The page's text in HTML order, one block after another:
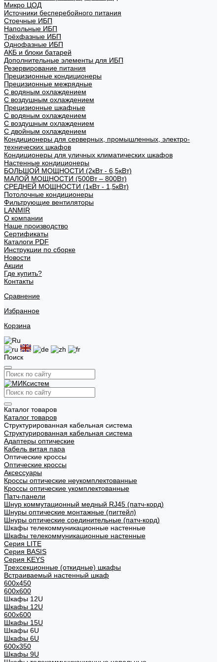
Микро ЦОД
Источники бесперебойного питания
Стоечные ИБП
Напольные ИБП
Трёхфазные ИБП
Однофазные ИБП
АКБ и блоки батарей
Дополнительные элементы для ИБП
Резервирование питания
Прецизионные кондиционеры
Прецизионные межрядные
С водяным охлаждением
С воздушным охлаждением
Прецизионные шкафные
С водяным охлаждением
С воздушным охлаждением
С двойным охлаждением
Кондиционеры для серверных, промышленных, электро-
технических шкафов
Кондиционеры для уличных климатических шкафов
Настенные кондиционеры
БОЛЬШОЙ МОЩНОСТИ (2кВт - 6,5кВт)
МАЛОЙ МОЩНОСТИ (500Вт – 800Вт)
СРЕДНЕЙ МОЩНОСТИ (1кВт - 1,5кВт)
Потолочные кондиционеры
Фильтрующие вентиляторы
LANMIR
О компании
Наше производство
Сертификаты
Каталоги PDF
Инструкции по сборке
Новости
Акции
Где купить?
Контакты
Сравнение
Избранное
Корзина
Поиск
Каталог товаров
Каталог товаров
Структурированная кабельная система
Структурированная кабельная система
Адаптеры оптические
Кабель витая пара
Оптические кроссы
Оптические кроссы
Аксессуары
Кроссы оптические неукомплектованные
Кроссы оптические укомплектованные
Патч-панели
Шнур коммутационный медный RJ45 (патч-корд)
Шнуры оптические монтажные (пигтейл)
Шнуры оптические соединительные (патч-корд)
Шкафы телекоммуникационные настенные
Шкафы телекоммуникационные настенные
Cерия LITE
Cерия BASIS
Cерия KEYS
Трехсекционные (откидные) шкафы
Встраиваемый настенный шкаф
600x450
600x600
Шкафы 12U
Шкафы 12U
600x600
Шкафы 15U
Шкафы 6U
Шкафы 6U
600x350
Шкафы 9U